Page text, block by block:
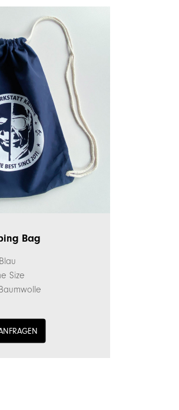
Bag
Blau
Size